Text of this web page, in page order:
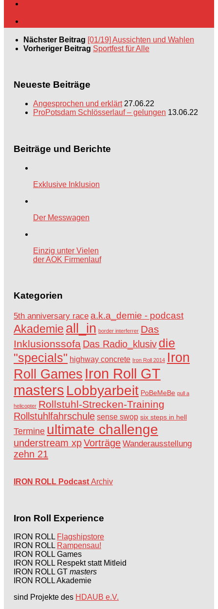
Nächster Beitrag [01/19] Aussichten und Wahlen
Vorheriger Beitrag Sportfest für Alle
Neueste Beiträge
Angesprochen und erklärt 27.06.22
ProPotsdam Schlösserlauf – gelungen 13.06.22
Beiträge und Berichte
Exklusive Inklusion
Der Messwagen
Einzig unter Vielen
der AOK Firmenlauf
Kategorien
5th anniversary race a.k.a_demie - podcast
Akademie all_in border interferrer Das
Inklusionssofa Das Radio_klusiv die
"specials" highway concrete Iron Roll 2014 Iron
Roll Games Iron Roll GT
masters Lobbyarbeit PoBeMeBe pull a
helicopter Rollstuhl-Strecken-Training
Rollstuhlfahrschule sense swop six steps in hell
Termine ultimate challenge
understream xpVorträge Wanderausstellung
zehn 21
IRON ROLL Podcast Archiv
Iron Roll Experience
IRON ROLL Flagshipstore
IRON ROLL Rampensau!
IRON ROLL Games
IRON ROLL Respekt statt Mitleid
IRON ROLL GT masters
IRON ROLL Akademie
sind Projekte des HDAUB e.V.